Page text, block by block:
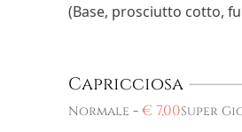
(Base, prosciutto cotto,
Capricciosa
Normale -€ 7,00Super